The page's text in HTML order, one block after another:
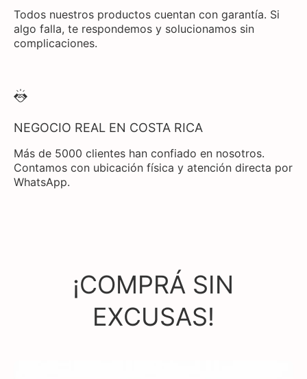
Todos nuestros productos cuentan con garantía. Si
algo falla, te respondemos y solucionamos sin
complicaciones.
NEGOCIO REAL EN COSTA RICA
Más de 5000 clientes han confiado en nosotros.
Contamos con ubicación física y atención directa por
WhatsApp.
¡COMPRÁ SIN
EXCUSAS!